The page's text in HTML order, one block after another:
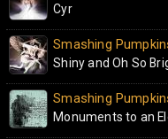
Cyr
Smashing
Shiny and Oh So
Smashing
Monuments to an